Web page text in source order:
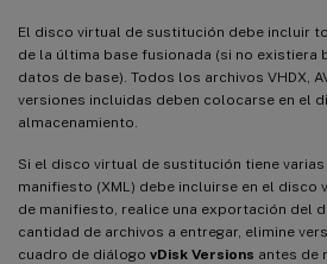
El disco virtual de sustitución debe incluir
de la última base fusionada (si no existiera
datos de base). Todos los archivos VHDX,
versiones incluidas deben colocarse en el
almacenamiento.
Si el disco virtual de sustitución tiene
manifiesto (XML) debe incluirse en el disco
de manifiesto, realice una exportación del
cantidad de archivos a entregar, elimine
cuadro de diálogo vDisk Versions antes de